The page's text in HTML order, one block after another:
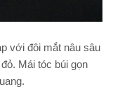
với đôi mắt nâu sâu
Mái tóc búi gọn